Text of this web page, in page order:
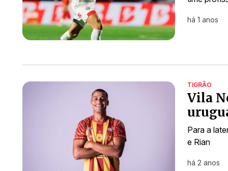
há 1 anos
TIGRÃO
Vila
Para a
e Rian
há 2 anos